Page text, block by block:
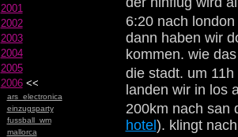
2001
2002
2003
2004
2005
2006<<
ars_electronica
einzugsparty
fussball_wm
mallorca
6:20 nach
dann haben wir
kommen. wie
die stadt. um
landen wir in los
200km nach
hotel). klingt